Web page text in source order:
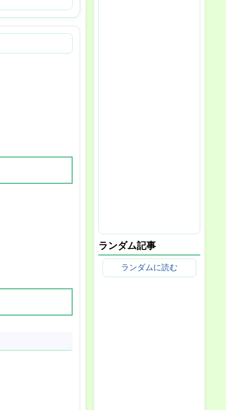
ランダム記事
ランダムに読む